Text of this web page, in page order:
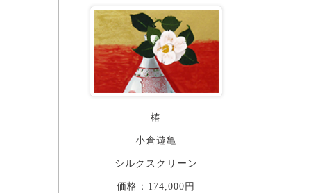
椿
小倉遊亀
シルクスクリーン
価格：174,000円